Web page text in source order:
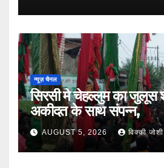
न्यूज़ चैनल
सिरसी मे चेहल्लुम का जुलूस
अकीदत के साथ संपन्न,
AUGUST 5, 2026 विक्की जोशी